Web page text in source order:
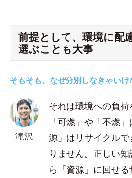
前提として、環境に配
選ぶことも大事
そもそも、なぜ分別しなきゃいけ
滝沢
それは環境への負荷
「可燃」や「不燃
源」はリサイクル
りません。正しい
ら「資源」に回せ